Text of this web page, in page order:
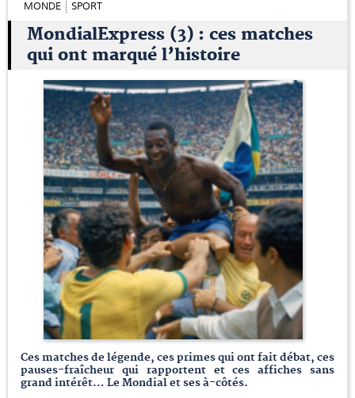
MONDE SPORT
MondialExpress (3) : ces matches
qui ont marqué l’histoire
Ces matches de légende, ces primes qui ont fait débat, ces
pauses-fraîcheur qui rapportent et ces affiches sans
grand intérêt… Le Mondial et ses à-côtés.